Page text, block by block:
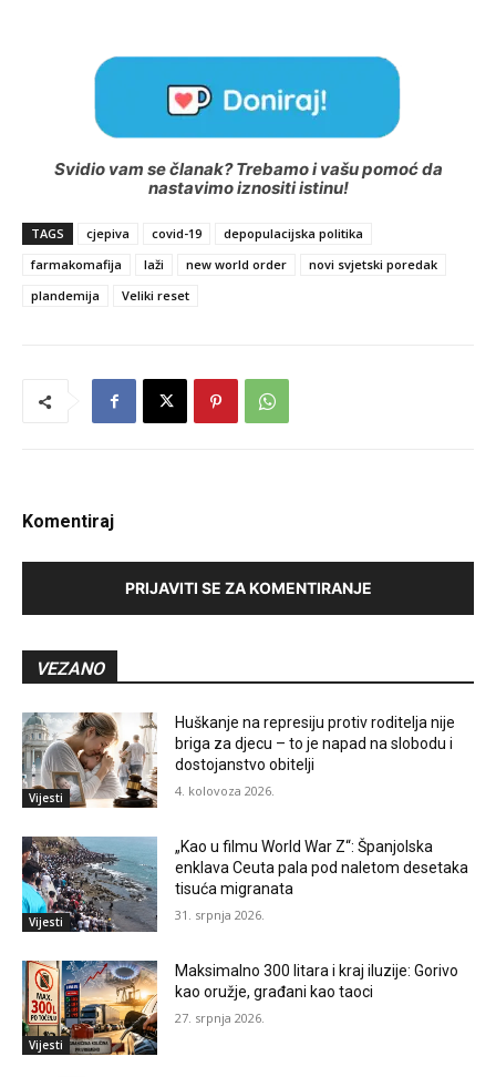
Svidio vam se članak? Trebamo i vašu pomoć da
nastavimo iznositi istinu!
TAGS cjepiva covid-19
depopulacijska politika
farmakomafija
laži new world order
novi svjetski poredak
plandemija
Veliki reset
Komentiraj
PRIJAVITI SE ZA KOMENTIRANJE
VEZANO
Vijesti
Huškanje na represiju protiv roditelja nije
briga za djecu – to je napad na slobodu i
dostojanstvo obitelji
4. kolovoza 2026.
Vijesti
„Kao u filmu World War Z“: Španjolska
enklava Ceuta pala pod naletom desetaka
tisuća migranata
31. srpnja 2026.
Vijesti
Maksimalno 300 litara i kraj iluzije: Gorivo
kao oružje, građani kao taoci
27. srpnja 2026.